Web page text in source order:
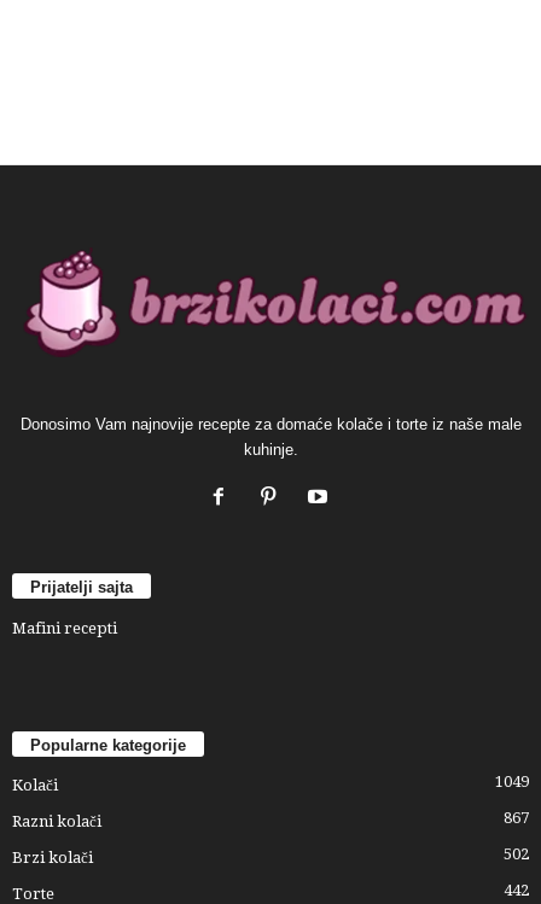
Donosimo Vam najnovije recepte za domaće kolače i torte iz naše male
kuhinje.
Prijatelji sajta
Mafini recepti
Popularne kategorije
Kolači 1049
Razni kolači 867
Brzi kolači 502
Torte 442